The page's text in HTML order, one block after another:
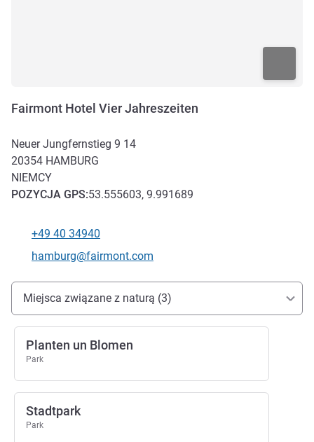
Fairmont Hotel Vier Jahreszeiten
Neuer Jungfernstieg 9 14
20354 HAMBURG
NIEMCY
POZYCJA GPS:53.555603, 9.991689
Telefon
+49 40 34940
Kontaktowy adres e-mail
hamburg@fairmont.com
Dojazd i transport
Miejsca związane z naturą (3)
Planten un Blomen
Park
Stadtpark
Park